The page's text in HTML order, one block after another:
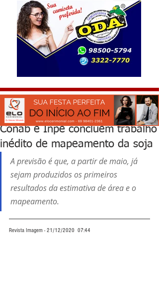
Conab e Inpe concluem trabalho
inédito de mapeamento da soja
A previsão é que, a partir de maio, já
sejam produzidos os primeiros
resultados da estimativa de área e o
mapeamento.
Revista Imagem - 21/12/2020  07:44